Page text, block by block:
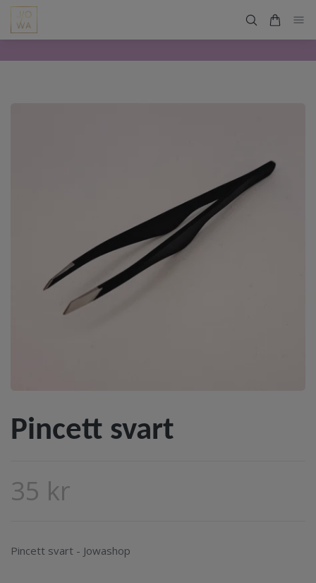
Pincett svart
35 kr
Pincett svart - Jowashop